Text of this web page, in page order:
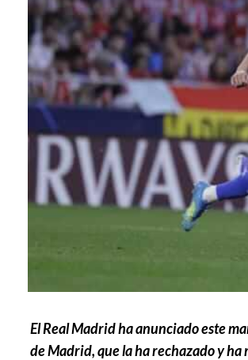
El Real Madrid ha anunciado este
de Madrid, que la ha rechazado y